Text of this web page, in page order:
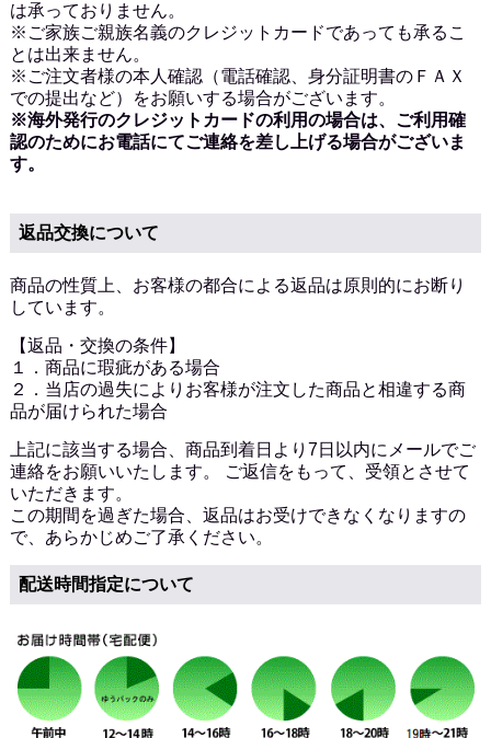
は承っておりません。
※ご家族ご親族名義のクレジットカードであっても承るこ
とは出来ません。
※ご注文者様の本人確認（電話確認、身分証明書のＦＡＸ
での提出など）をお願いする場合がございます。
※海外発行のクレジットカードの利用の場合は、ご利用確
認のためにお電話にてご連絡を差し上げる場合がございま
す。
返品交換について
商品の性質上、お客様の都合による返品は原則的にお断り
しています。
【返品・交換の条件】
１．商品に瑕疵がある場合
２．当店の過失によりお客様が注文した商品と相違する商
品が届けられた場合
上記に該当する場合、商品到着日より7日以内にメールでご
連絡をお願いいたします。 ご返信をもって、受領とさせて
いただきます。
この期間を過ぎた場合、返品はお受けできなくなりますの
で、あらかじめご了承ください。
配送時間指定について